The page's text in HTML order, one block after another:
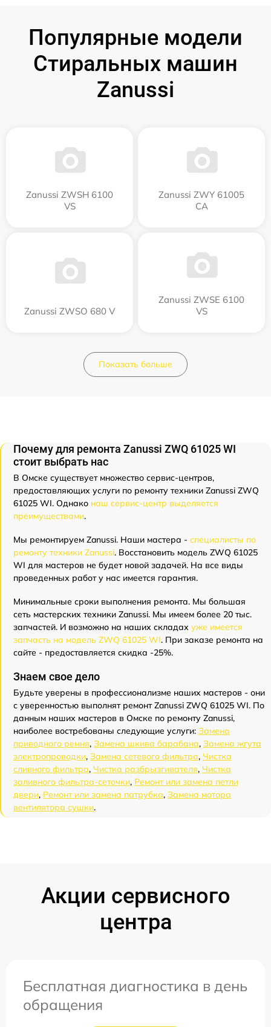
Популярные модели
Стиральных машин
Zanussi
Zanussi ZWSH 6100
VS
Zanussi ZWY 61005
CA
Zanussi ZWSO 680 V
Zanussi ZWSE 6100
VS
Показать больше
Почему для ремонта Zanussi ZWQ 61025 WI
стоит выбрать нас
В Омске существует множество сервис-центров,
предоставляющих услуги по ремонту техники Zanussi ZWQ
61025 WI. Однако наш сервис-центр выделяется
преимуществами.
Мы ремонтируем Zanussi. Наши мастера - специалисты по
ремонту техники Zanussi. Восстановить модель ZWQ 61025
WI для мастеров не будет новой задачей. На все виды
проведенных работ у нас имеется гарантия.
Минимальные сроки выполнения ремонта. Мы большая
сеть мастерских техники Zanussi. Мы имеем более 20 тыс.
запчастей. И возможно на наших складах уже имеется
запчасть на модель ZWQ 61025 WI. При заказе ремонта на
сайте - предоставляется скидка -25%.
Знаем свое дело
Будьте уверены в профессионализме наших мастеров - они
с уверенностью выполнят ремонт Zanussi ZWQ 61025 WI. По
данным наших мастеров в Омске по ремонту Zanussi,
наиболее востребованы следующие услуги: Замена
приводного ремня, Замена шкива барабана, Замена жгута
электропроводки, Замена сетевого фильтра, Чистка
сливного фильтра, Чистка разбрызгивателя, Чистка
заливного фильтра-сеточки, Ремонт или замена петли
двери, Ремонт или замена патрубка, Замена мотора
вентилятора сушки.
Акции сервисного
центра
Бесплатная диагностика в день
обращения